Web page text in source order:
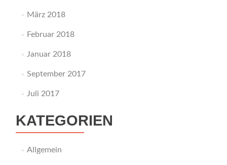
März 2018
Februar 2018
Januar 2018
September 2017
Juli 2017
KATEGORIEN
Allgemein